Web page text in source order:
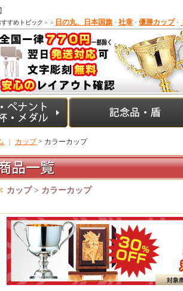
すすめトピック ＞＞ 日の丸、日本国旗 ・ 社章 ・ 優勝カップ ・
カップ> カラーカップ
カップ > カラーカップ